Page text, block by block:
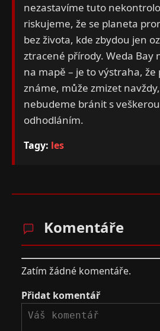
nezastavíme tuto
riskujeme, že se planeta
bez života, kde zbydou jen
ztracené přírody. Weda Bay
na mapě – je to výstraha, že
známe, může zmizet
nebudeme bránit s
odhodláním.
Tagy: les
Komentáře
Zatím žádné komentáře.
Přidat komentář